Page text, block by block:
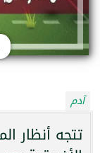
آدم
تتجه أنظار